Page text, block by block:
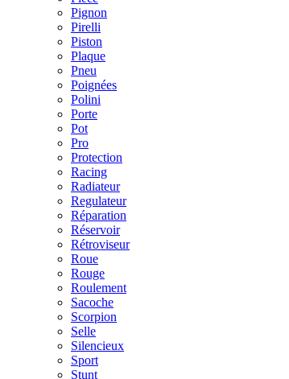
Pignon
Pirelli
Piston
Plaque
Pneu
Poignées
Polini
Porte
Pot
Pro
Protection
Racing
Radiateur
Regulateur
Réparation
Réservoir
Rétroviseur
Roue
Rouge
Roulement
Sacoche
Scorpion
Selle
Silencieux
Sport
Stunt